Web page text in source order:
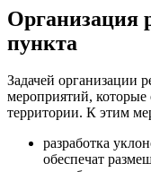
Организация
пункта
Задачей организации
мероприятий, которые
территории. К этим
разработка
обеспечат